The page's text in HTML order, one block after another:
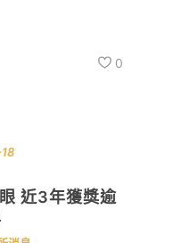
0
近3年獲獎逾